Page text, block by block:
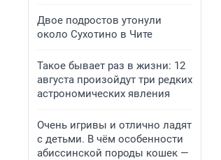
Двое подростов утонули
около Сухотино в Чите
Такое бывает раз в жизни: 12
августа произойдут три редких
астрономических явления
Очень игривы и отлично ладят
с детьми. В чём особенности
абиссинской породы кошек —